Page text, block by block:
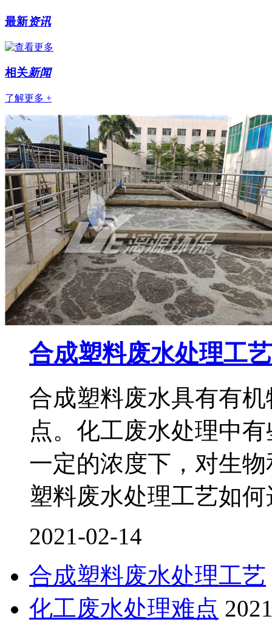
最新资讯
相关新闻
了解更多 +
合成塑料废水处理工艺
合成塑料废水具有有
点。化工废水处理中
一定的浓度下，对生
塑料废水处理工艺如
2021-02-14
合成塑料废水处理工艺
化工废水处理难点